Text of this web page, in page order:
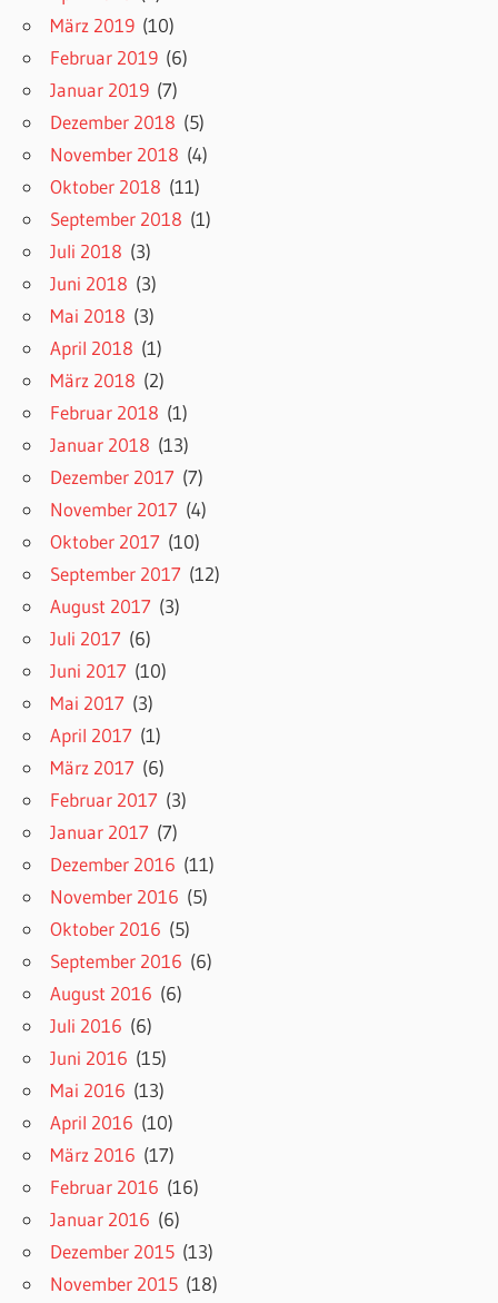
März 2019 (10)
Februar 2019 (6)
Januar 2019 (7)
Dezember 2018 (5)
November 2018 (4)
Oktober 2018 (11)
September 2018 (1)
Juli 2018 (3)
Juni 2018 (3)
Mai 2018 (3)
April 2018 (1)
März 2018 (2)
Februar 2018 (1)
Januar 2018 (13)
Dezember 2017 (7)
November 2017 (4)
Oktober 2017 (10)
September 2017 (12)
August 2017 (3)
Juli 2017 (6)
Juni 2017 (10)
Mai 2017 (3)
April 2017 (1)
März 2017 (6)
Februar 2017 (3)
Januar 2017 (7)
Dezember 2016 (11)
November 2016 (5)
Oktober 2016 (5)
September 2016 (6)
August 2016 (6)
Juli 2016 (6)
Juni 2016 (15)
Mai 2016 (13)
April 2016 (10)
März 2016 (17)
Februar 2016 (16)
Januar 2016 (6)
Dezember 2015 (13)
November 2015 (18)